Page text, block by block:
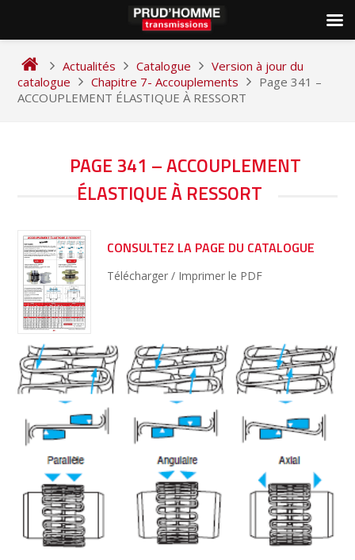
content
Actualités Catalogue
Version à jour du
catalogue
Chapitre 7- Accouplements
Page 341 –
ACCOUPLEMENT ÉLASTIQUE À RESSORT
PAGE 341 – ACCOUPLEMENT
ÉLASTIQUE À RESSORT
CONSULTEZ LA PAGE DU CATALOGUE
Télécharger / Imprimer le PDF
NAVIGATION